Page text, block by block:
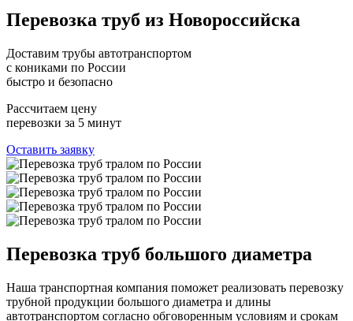
Перевозка труб из Новороссийска
Доставим трубы автотранспортом
с кониками по России
быстро и безопасно
Рассчитаем цену
перевозки за 5 минут
Оставить заявку
Перевозка труб большого диаметра
Наша транспортная компания поможет реализовать перевозку
трубной продукции большого диаметра и длины
автотранспортом согласно обговоренным условиям и срокам